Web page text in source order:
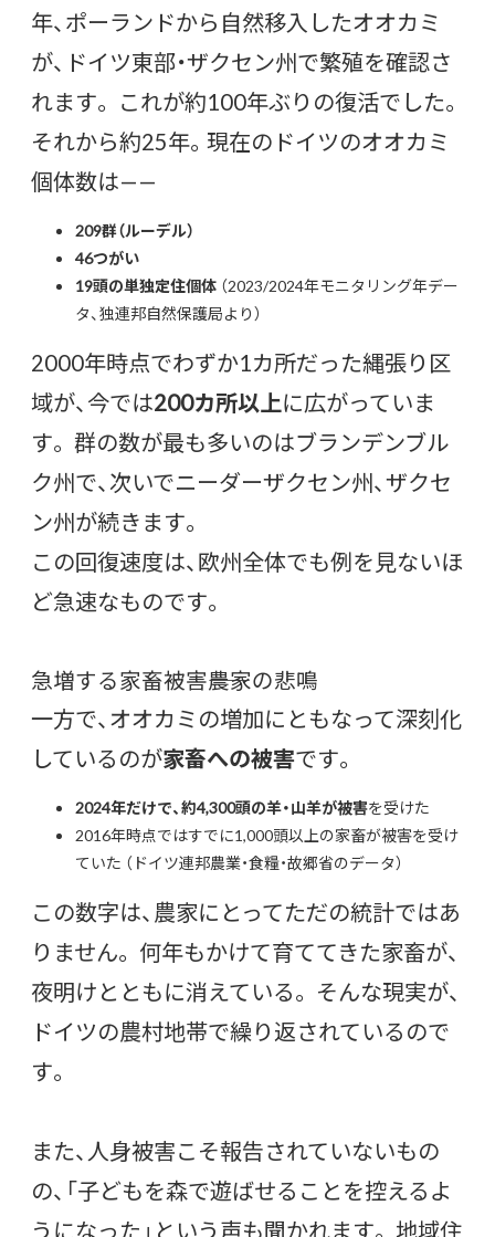
年、ポーランドから自然移入したオオカミ
が、ドイツ東部・ザクセン州で繁殖を確認さ
れます。 これが約100年ぶりの復活でした。
それから約25年。現在のドイツのオオカミ
個体数は——
209群（ルーデル）
46つがい
19頭の単独定住個体 （2023/2024年モニタリング年デー
タ、独連邦自然保護局より）
2000年時点でわずか1カ所だった縄張り区
域が、今では200カ所以上に広がっていま
す。 群の数が最も多いのはブランデンブル
ク州で、次いでニーダーザクセン州、ザクセ
ン州が続きます。
この回復速度は、欧州全体でも例を見ないほ
ど急速なものです。
急増する家畜被害――農家の悲鳴
一方で、オオカミの増加にともなって深刻化
しているのが家畜への被害です。
2024年だけで、約4,300頭の羊・山羊が被害を受けた
2016年時点ではすでに1,000頭以上の家畜が被害を受け
ていた （ドイツ連邦農業・食糧・故郷省のデータ）
この数字は、農家にとってただの統計ではあ
りません。 何年もかけて育ててきた家畜が、
夜明けとともに消えている。 そんな現実が、
ドイツの農村地帯で繰り返されているので
す。
また、人身被害こそ報告されていないもの
の、「子どもを森で遊ばせることを控えるよ
うになった」という声も聞かれます。 地域住